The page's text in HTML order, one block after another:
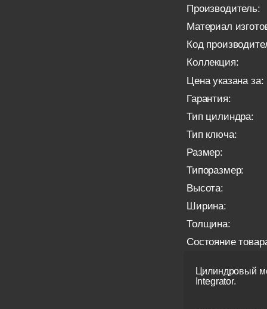
Производитель:
Материал
Код
Коллекция:
Цена указана за:
Гарантия:
Тип цилиндра:
Тип ключа:
Размер:
Типоразмер:
Высота:
Ширина:
Толщина:
Состояние
Цилиндровый
Integrator.